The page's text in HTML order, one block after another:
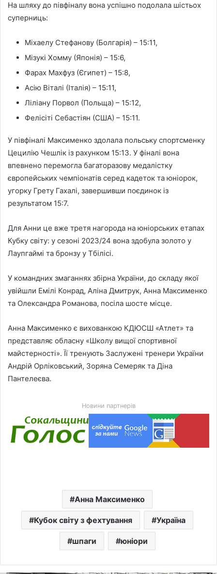
На шляху до півфіналу вона успішно подолала шістьох
суперниць:
Міхаелу Стефанову (Болгарія) – 15:11,
Мізукі Хомму (Японія) – 15:6,
Фарах Махфуз (Єгипет) – 15:8,
Асію Віталі (Італія) – 15:11,
Ліліану Порвол (Польща) – 15:12,
Фелісіті Себастіян (США) – 15:11.
У півфіналі Максименко здолала польську спортсменку
Цецилію Чешлік із рахунком 15:13. У фіналі вона
впевнено перемогла багаторазову медалістку
європейських чемпіонатів серед кадеток та юніорок,
угорку Грету Гахалі, завершивши поєдинок із
результатом 15:7.
Для Анни це вже третя нагорода на юніорських етапах
Кубку світу: у сезоні 2023/24 вона здобула золото у
Лаупгаймі та бронзу у Тбілісі.
У командних змаганнях збірна України, до складу якої
увійшли Емілі Конрад, Аліна Дмитрук, Анна Максименко
та Олександра Романова, посіла шосте місце.
Анна Максименко є вихованкою КДЮСШ «Атлет» та
представляє обласну «Школу вищої спортивної
майстерності». Її тренують Заслужені тренери України
Андрій Орліковський, Зоряна Семеряк та Діна
Пантелеєва.
Новини партнерів
Анна Максименко
Кубок світу з фехтування Україна
шпаги юніори